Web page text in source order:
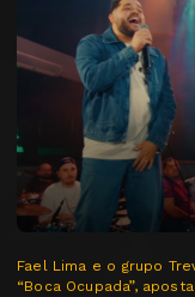
Fael Lima e o grupo
“Boca Ocupada”,